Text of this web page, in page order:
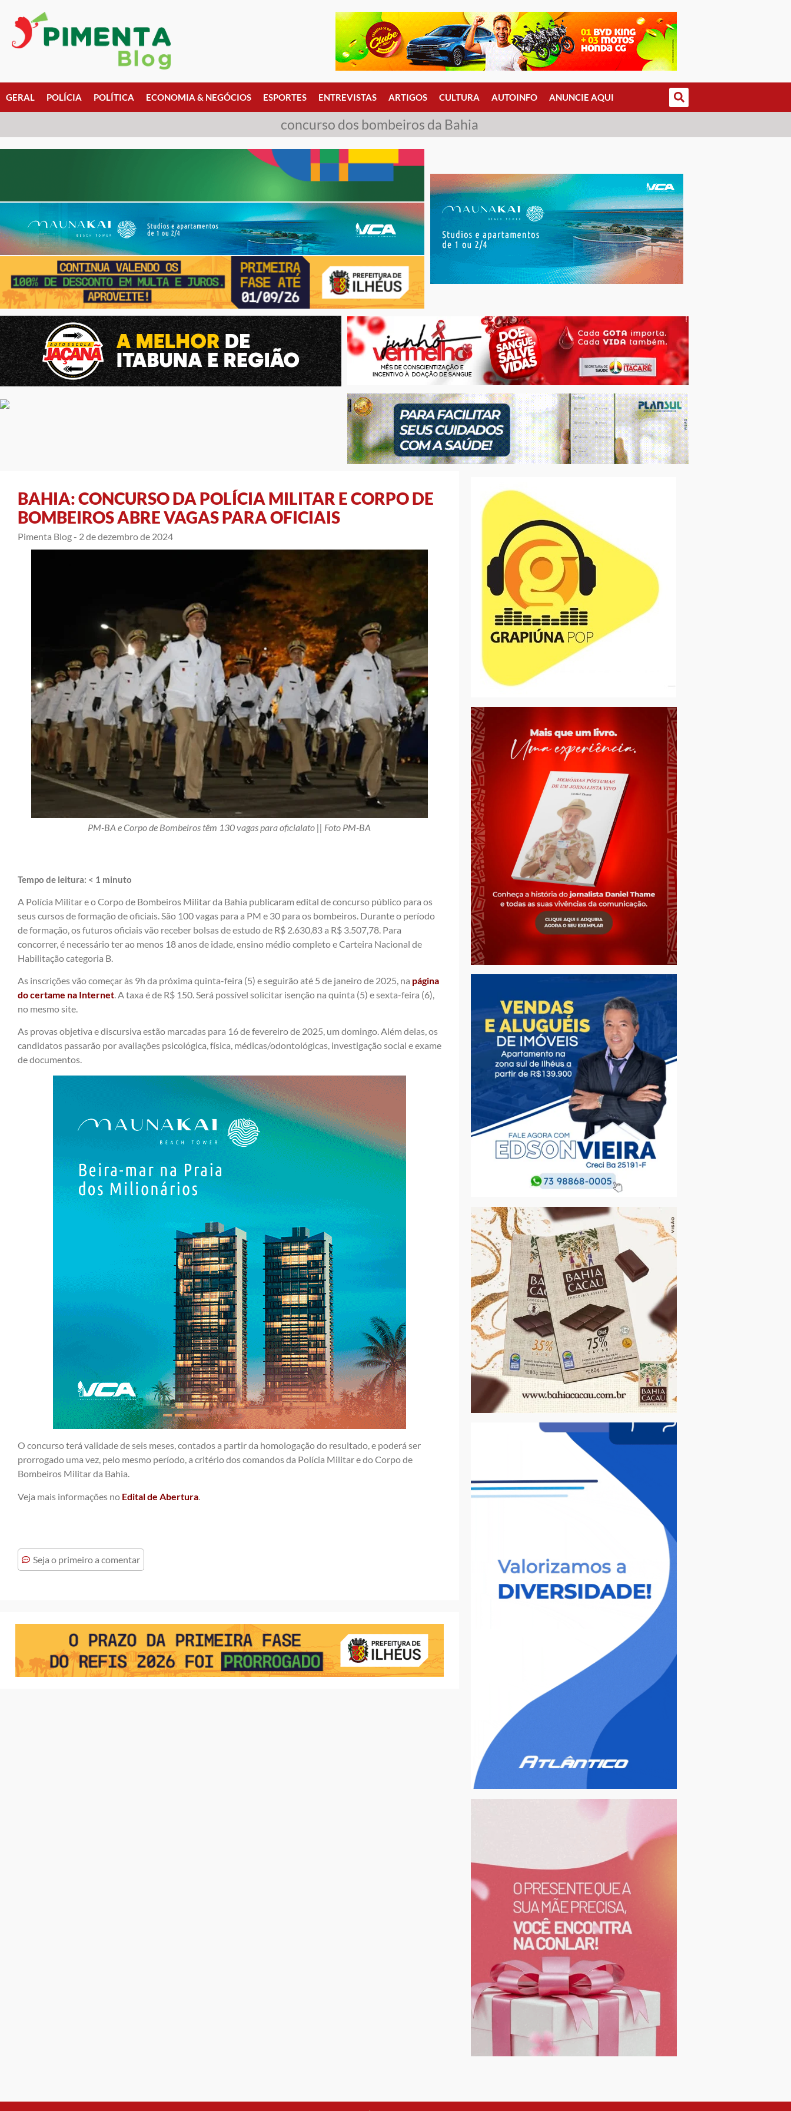
GERAL POLÍCIA POLÍTICA ECONOMIA & NEGÓCIOS ESPORTES ENTREVISTAS ARTIGOS CULTURA AUTOINFO ANUNCIE AQUI
concurso dos bombeiros da Bahia
BAHIA: CONCURSO DA POLÍCIA MILITAR E CORPO DE
BOMBEIROS ABRE VAGAS PARA OFICIAIS
Pimenta Blog - 2 de dezembro de 2024
PM-BA e Corpo de Bombeiros têm 130 vagas para oficialato || Foto PM-BA
Tempo de leitura: < 1 minuto
A Polícia Militar e o Corpo de Bombeiros Militar da Bahia publicaram edital de concurso público para os
seus cursos de formação de oficiais. São 100 vagas para a PM e 30 para os bombeiros. Durante o período
de formação, os futuros oficiais vão receber bolsas de estudo de R$ 2.630,83 a R$ 3.507,78. Para
concorrer, é necessário ter ao menos 18 anos de idade, ensino médio completo e Carteira Nacional de
Habilitação categoria B.
As inscrições vão começar às 9h da próxima quinta-feira (5) e seguirão até 5 de janeiro de 2025, na página
do certame na Internet. A taxa é de R$ 150. Será possível solicitar isenção na quinta (5) e sexta-feira (6),
no mesmo site.
As provas objetiva e discursiva estão marcadas para 16 de fevereiro de 2025, um domingo. Além delas, os
candidatos passarão por avaliações psicológica, física, médicas/odontológicas, investigação social e exame
de documentos.
O concurso terá validade de seis meses, contados a partir da homologação do resultado, e poderá ser
prorrogado uma vez, pelo mesmo período, a critério dos comandos da Polícia Militar e do Corpo de
Bombeiros Militar da Bahia.
Veja mais informações no Edital de Abertura
Seja o primeiro a comentar